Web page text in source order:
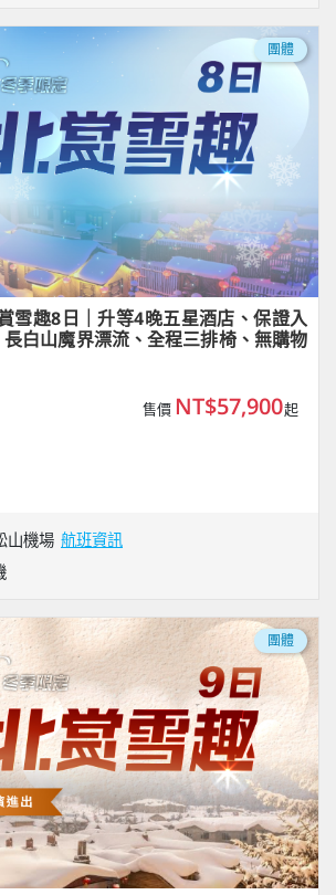
團體
雪趣8日｜升等4晚五星酒店、保證入
白山魔界漂流、全程三排椅、無購物
售價 NT$57,900起
山機場 航班資訊
團體